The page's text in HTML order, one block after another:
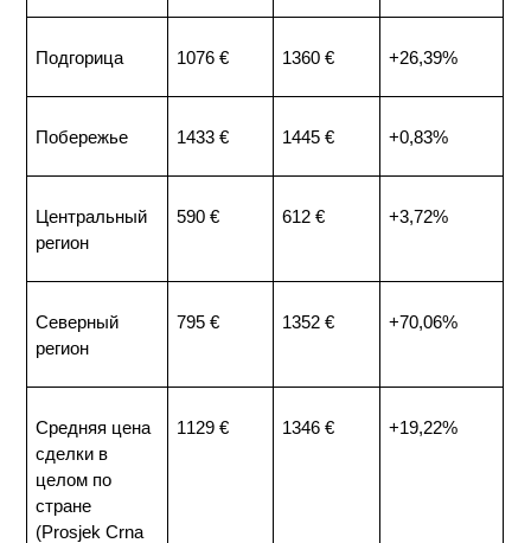
Подгорица 1076 € 1360 € +26,39%
Побережье 1433 € 1445 € +0,83%
Центральный
регион
590 € 612 € +3,72%
Северный
регион
795 € 1352 € +70,06%
Средняя цена
сделки в
целом по
стране
(Prosjek Crna
1129 € 1346 € +19,22%